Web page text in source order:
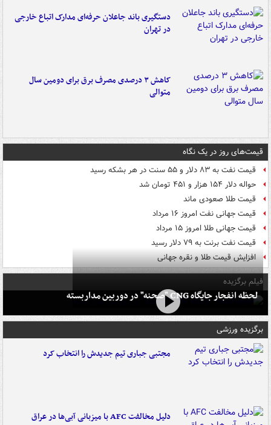
دستگیری باند جاعلان حرفه‌ای مدارک اتباع خارجی
در تهران
کاهش ۳ درصدی مصرف برق برای دومین سال
متوالی
قیمت‌های روز در یک نگاه
قیمت نفت به ۸۳ دلار و ۵۵ سنت در هر بشکه رسید
حواله دلار ۱۵۴ هزار و ۴۵۱ تومان شد
قیمت طلا صعودی ماند
قیمت جهانی نفت امروز ۱۶ مرداد
قیمت جهانی طلا امروز ۱۵ مرداد
قیمت نفت برنت به ۷۹ دلار رسید
افزایش قیمت طلا و نقره جهانی
فیلم برگزیده
لحظه انفجار جایگاه CNG "صحنه" در دوربین مداربسته
برگزیده ورزشی
مجتبی جباری تیم جدیدش را انتخاب کرد
دلیل مخالفت AFC با میزبانی آبی‌ها در عراق